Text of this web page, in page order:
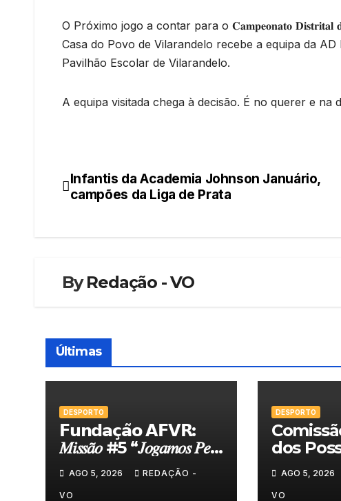
O Próximo jogo a contar para o 𝐂𝐚𝐦𝐩𝐞𝐨𝐧𝐚𝐭𝐨 𝐃𝐢𝐬𝐭𝐫𝐢𝐭𝐚𝐥
Casa do Povo de Vilarandelo recebe a equipa da
Pavilhão Escolar de Vilarandelo.
A equipa visitada chega à decisão. É no querer e na
Navegação
Infantis da Academia Johnson Januário,
campões da Liga de Prata
ByRedação - VO
Últimas
DESPORTO
𝗙𝘂𝗻𝗱𝗮𝗰̧𝗮̃𝗼 𝗔𝗙𝗩𝗥:
𝑀𝑖𝑠𝑠𝑎̃𝑜 #5 “𝐽𝑜𝑔𝑎𝑚𝑜𝑠 𝑃𝑒𝑙𝑎
AGO 5, 2026 REDAÇÃO -
VO
DESPORTO
dos
felicita
Torneio
AGO 5, 2026
VO